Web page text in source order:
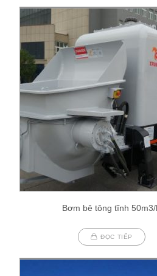
Bơm bê tông tĩnh 50m3/
ĐỌC TIẾP